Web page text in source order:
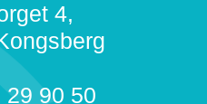
4,
29 90 50